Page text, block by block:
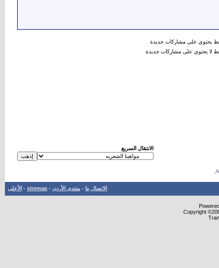
يحتوي على مشاركات جديدة
لا يحتوي على مشاركات جديدة
الانتقال السريع
الاتصال بنا - منتدى الأردن -
sitemap
- الأعلى
Copyright